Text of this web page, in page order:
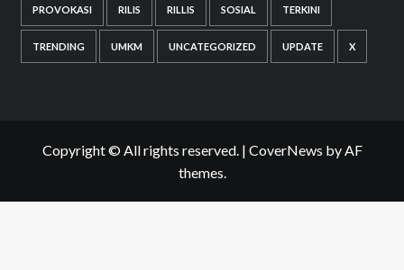
PROVOKASI RILIS RILLIS SOSIAL TERKINI
TRENDING UMKM UNCATEGORIZED UPDATE X
Copyright © All rights reserved. | CoverNews by AF
themes.